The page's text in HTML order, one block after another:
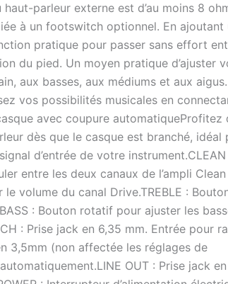
parleur externe est d’au moins 8
à un footswitch optionnel. En ajoutant
pratique pour passer sans effort
du pied. Un moyen pratique d’ajuster
aux basses, aux médiums et aux
vos possibilités musicales en
avec coupure automatiqueProfitez
dès que le casque est branché, idéal
d’entrée de votre instrument.CLEAN
entre les deux canaux de l’ampli
volume du canal Drive.TREBLE :
: Bouton rotatif pour ajuster les
: Prise jack en 6,35 mm. Entrée pour
3,5mm (non affectée les réglages de
OUT : Prise jack